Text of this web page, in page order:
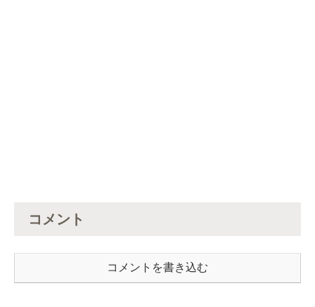
コメント
コメントを書き込む